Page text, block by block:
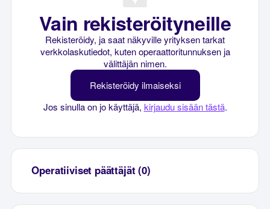
Vain rekisteröityneille
Rekisteröidy, ja saat näkyville yrityksen tarkat
verkkolaskutiedot, kuten operaattoritunnuksen ja
välittäjän nimen.
Rekisteröidy ilmaiseksi
Jos sinulla on jo käyttäjä, kirjaudu sisään tästä.
Operatiiviset päättäjät (0)